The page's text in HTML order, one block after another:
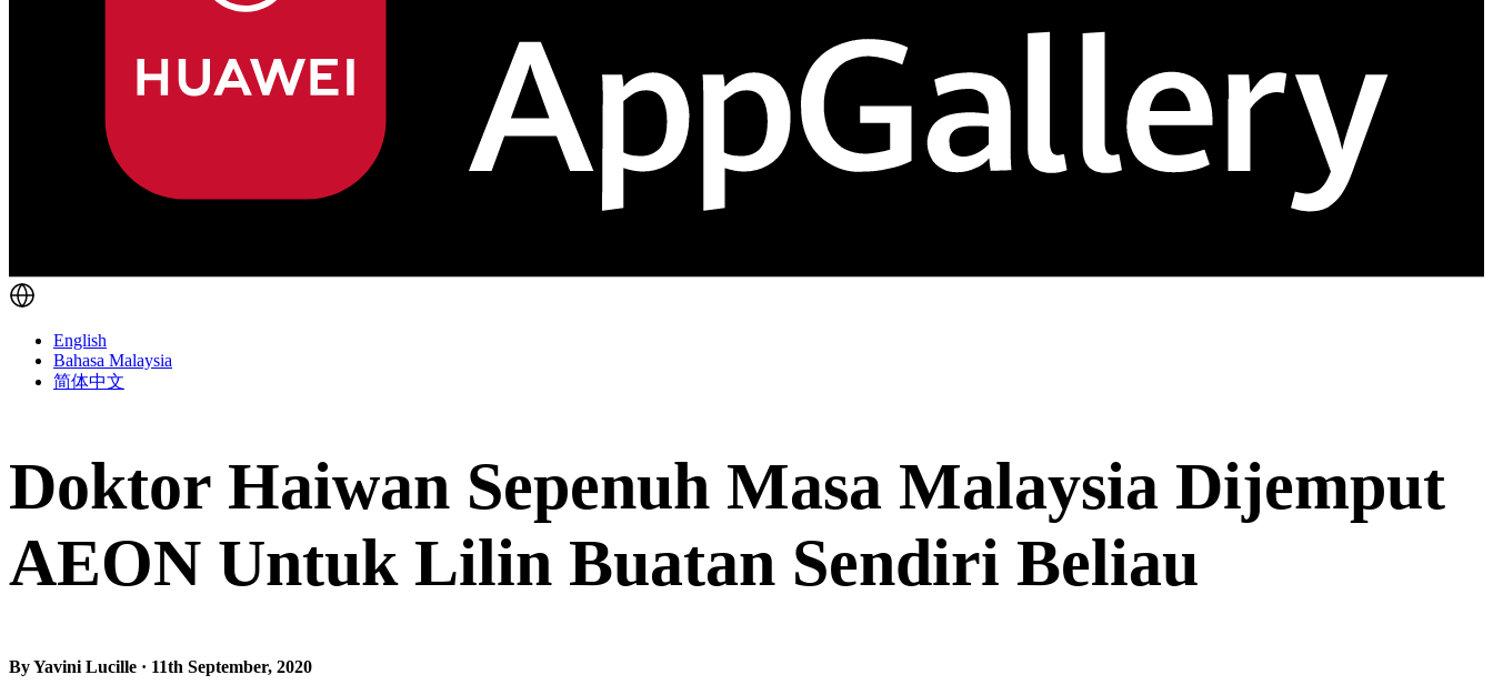
English
Bahasa Malaysia
简体中文
Doktor Haiwan Sepenuh Masa Malaysia Dijemput
AEON Untuk Lilin Buatan Sendiri Beliau
By Yavini Lucille · 11th September, 2020